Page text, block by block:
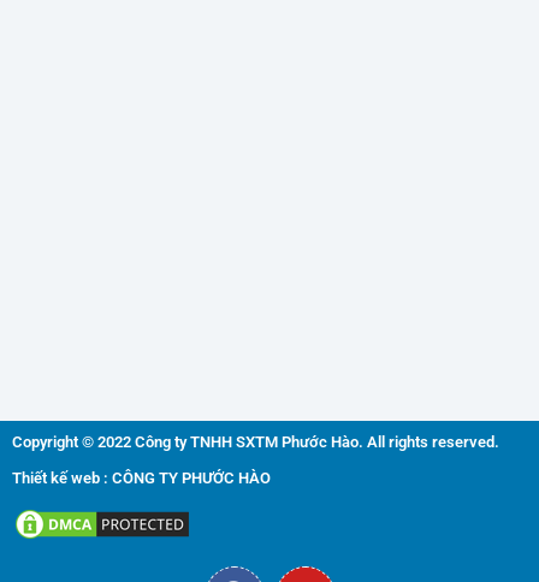
Copyright © 2022 Công ty TNHH SXTM Phước Hào. All rights reserved.
Thiết kế web : CÔNG TY PHƯỚC HÀO